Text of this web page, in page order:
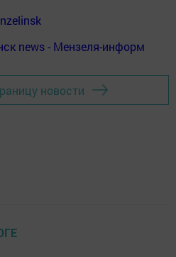
news - Мензеля-информ
новости